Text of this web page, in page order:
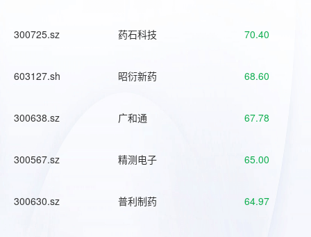
300725.sz 药石科技 70.40
603127.sh 昭衍新药 68.60
300638.sz 广和通 67.78
300567.sz 精测电子 65.00
300630.sz 普利制药 64.97